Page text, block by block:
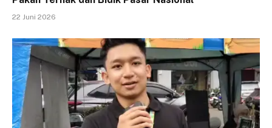
22 Juni 2026